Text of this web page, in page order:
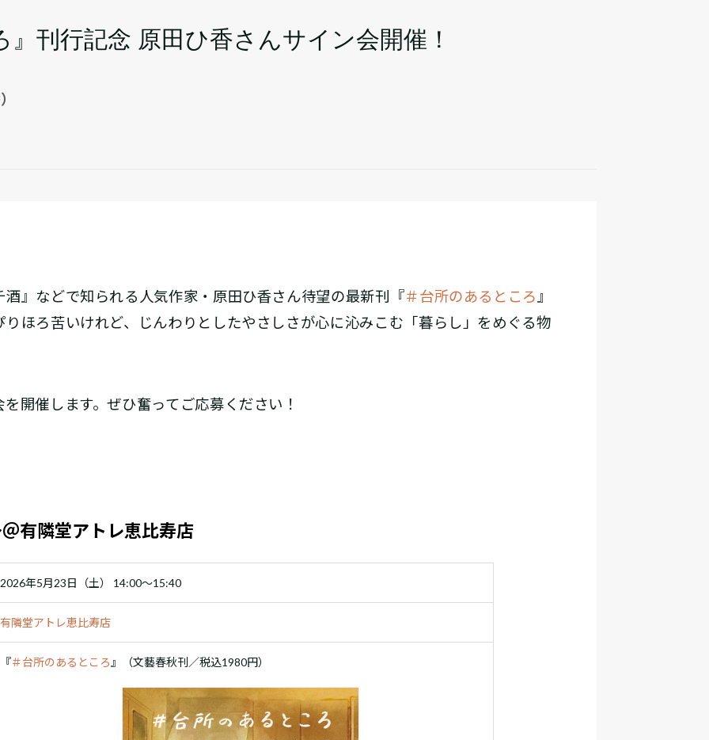
刊行記念 原田ひ香さんサイン会開催！
』などで知られる人気作家・原田ひ香さん待望の最新刊『＃台所のあるところ 』
ほろ苦いけれど、じんわりとしたやさしさが心に沁みこむ「暮らし」をめぐる物
開催します。ぜひ奮ってご応募ください！
有隣堂アトレ恵比寿店
2026年5月23日（土） 14:00～15:40
有隣堂アトレ恵比寿店
『＃台所のあるところ 』（文藝春秋刊／税込1980円）